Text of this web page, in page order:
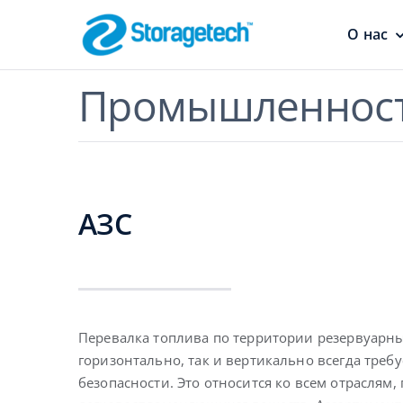
О нас
Безопасность
Абсорберы,
осушители
АЗС
Перевалка топлива по территории
горизонтально, так и вертикально всегда
безопасности. Это относится ко всем